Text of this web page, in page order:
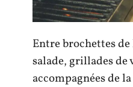
Entre brochettes
salade, grillades de
accompagnées de